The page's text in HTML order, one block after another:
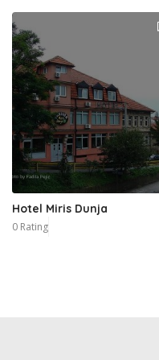
Hotel Miris Dunja
0 Rating